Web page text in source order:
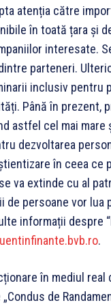
atenția către
în toată țara și
interesate.
parteneri.
inclusiv pentru
Până în prezent,
astfel cel mai
dezvoltarea
în ceea ce
va extinde cu al
persoane vor
informații despre
.
în mediul real
de